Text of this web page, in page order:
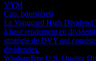
VYM
Cap. boursière0
Le Vanguard High Dividend
à haut rendement en
stratégie de DVY qui
dividendes.
WisdomTree U.S. Quality